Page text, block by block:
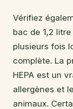
Vérifiez
bac de 1,2
plusieurs fois
complète. La
HEPA est un
allergènes et
animaux.